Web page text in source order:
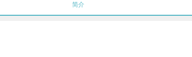
简介